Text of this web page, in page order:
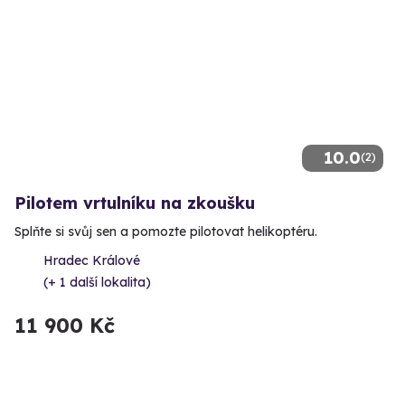
10.0(2)
Pilotem vrtulníku na zkoušku
Splňte si svůj sen a pomozte pilotovat helikoptéru.
Hradec Králové
(+ 1 další lokalita)
11 900 Kč